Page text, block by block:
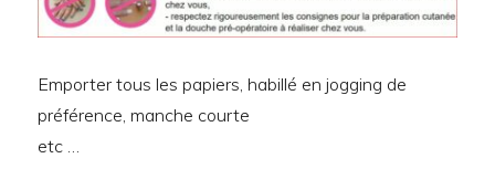
Emporter tous les papiers, habillé en jogging de
préférence, manche courte
etc …